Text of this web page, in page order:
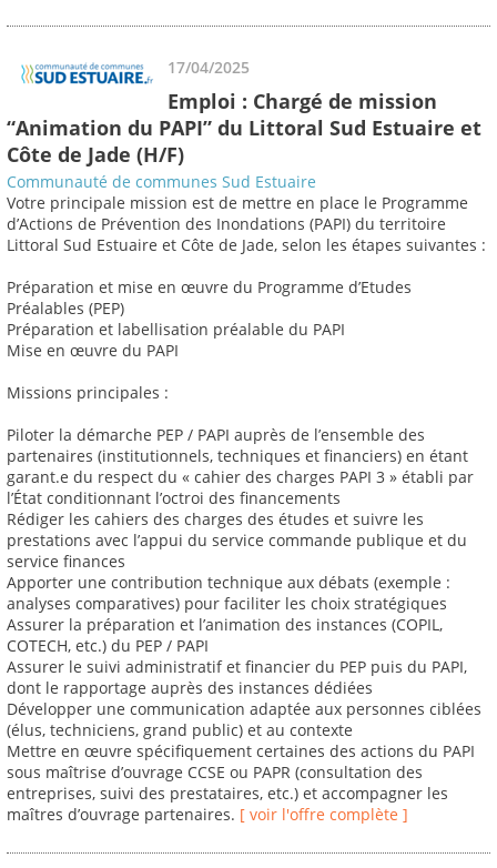
17/04/2025
Emploi : Chargé de mission
“Animation du PAPI” du Littoral Sud Estuaire et
Côte de Jade (H/F)
Communauté de communes Sud Estuaire
Votre principale mission est de mettre en place le Programme
d’Actions de Prévention des Inondations (PAPI) du territoire
Littoral Sud Estuaire et Côte de Jade, selon les étapes suivantes :
Préparation et mise en œuvre du Programme d’Etudes
Préalables (PEP)
Préparation et labellisation préalable du PAPI
Mise en œuvre du PAPI
Missions principales :
Piloter la démarche PEP / PAPI auprès de l’ensemble des
partenaires (institutionnels, techniques et financiers) en étant
garant.e du respect du « cahier des charges PAPI 3 » établi par
l’État conditionnant l’octroi des financements
Rédiger les cahiers des charges des études et suivre les
prestations avec l’appui du service commande publique et du
service finances
Apporter une contribution technique aux débats (exemple :
analyses comparatives) pour faciliter les choix stratégiques
Assurer la préparation et l’animation des instances (COPIL,
COTECH, etc.) du PEP / PAPI
Assurer le suivi administratif et financier du PEP puis du PAPI,
dont le rapportage auprès des instances dédiées
Développer une communication adaptée aux personnes ciblées
(élus, techniciens, grand public) et au contexte
Mettre en œuvre spécifiquement certaines des actions du PAPI
sous maîtrise d’ouvrage CCSE ou PAPR (consultation des
entreprises, suivi des prestataires, etc.) et accompagner les
maîtres d’ouvrage partenaires. [ voir l'offre complète ]